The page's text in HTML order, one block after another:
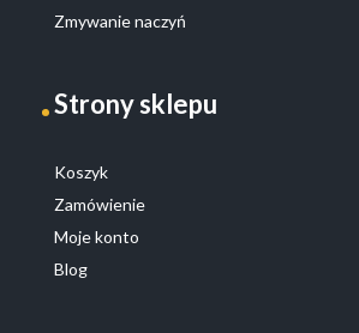
Zmywanie naczyń
Strony sklepu
Koszyk
Zamówienie
Moje konto
Blog